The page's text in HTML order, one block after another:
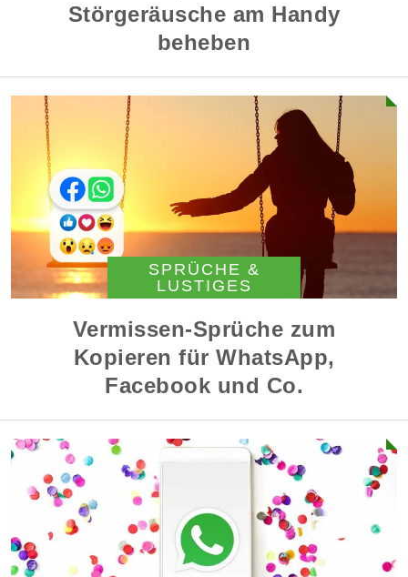
Störgeräusche am Handy
beheben
SPRÜCHE &
LUSTIGES
Vermissen-Sprüche zum
Kopieren für WhatsApp,
Facebook und Co.